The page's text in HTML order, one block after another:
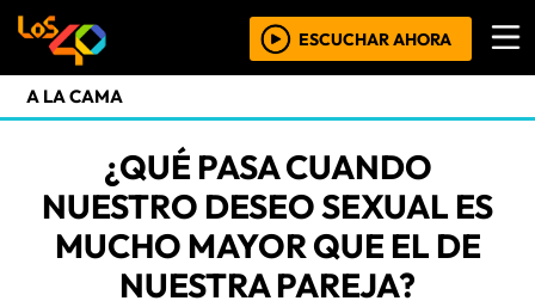
ESCUCHAR AHORA
A LA CAMA
¿QUÉ PASA CUANDO
NUESTRO DESEO SEXUAL ES
MUCHO MAYOR QUE EL DE
NUESTRA PAREJA?